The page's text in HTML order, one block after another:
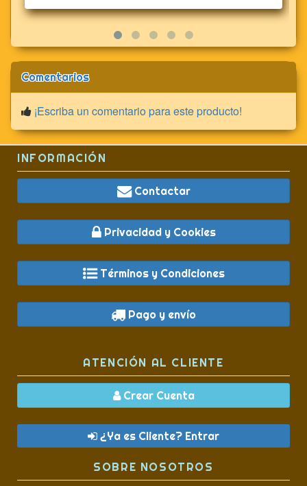
Comentarios
¡Escriba un comentario para este producto!
INFORMACIÓN
Contactar
Privacidad y Cookies
Términos y Condiciones
Pago y envío
ATENCIÓN AL CLIENTE
Crear Cuenta
¿Ya es Cliente? Entrar
SOBRE NOSOTROS